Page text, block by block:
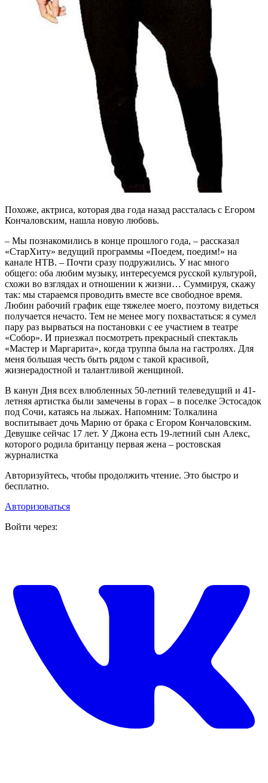
Похоже, актриса, которая два года назад рассталась с Егором
Кончаловским, нашла новую любовь.
– Мы познакомились в конце прошлого года, – рассказал
«СтарХиту» ведущий программы «Поедем, поедим!» на
канале НТВ. – Почти сразу подружились. У нас много
общего: оба любим музыку, интересуемся русской культурой,
схожи во взглядах и отношении к жизни… Суммируя, скажу
так: мы стараемся проводить вместе все свободное время.
Любин рабочий график еще тяжелее моего, поэтому видеться
получается нечасто. Тем не менее могу похвастаться: я сумел
пару раз вырваться на постановки с ее участием в театре
«Собор». И приезжал посмотреть прекрасный спектакль
«Мастер и Маргарита», когда труппа была на гастролях. Для
меня большая честь быть рядом с такой красивой,
жизнерадостной и талантливой женщиной.
В канун Дня всех влюбленных 50-летний телеведущий и 41-
летняя артистка были замечены в горах – в поселке Эстосадок
под Сочи, катаясь на лыжах. Напомним: Толкалина
воспитывает дочь Марию от брака с Егором Кончаловским.
Девушке сейчас 17 лет. У Джона есть 19-летний сын Алекс,
которого родила британцу первая жена – ростовская
журналистка
Авторизуйтесь, чтобы продолжить чтение. Это быстро и
бесплатно.
Авторизоваться
Войти через: